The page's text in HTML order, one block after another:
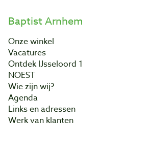
Baptist Arnhem
Onze winkel
Vacatures
Ontdek IJsseloord 1
NOEST
Wie zijn wij?
Agenda
Links en adressen
Werk van klanten